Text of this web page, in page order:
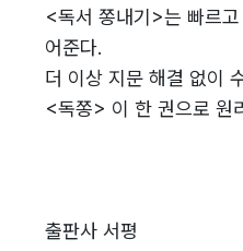
<독서 쫑내기>는 빠르
어준다.
더 이상 지문 해결 없이
<독쫑> 이 한 권으로 원
출판사 서평